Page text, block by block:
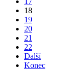
18
19
20
21
22
Další
Konec